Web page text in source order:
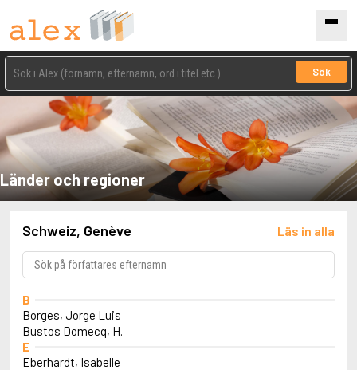
Sök
Länder och regioner
Schweiz, Genève Läs in alla
B
Borges, Jorge Luis
Bustos Domecq, H.
E
Eberhardt, Isabelle